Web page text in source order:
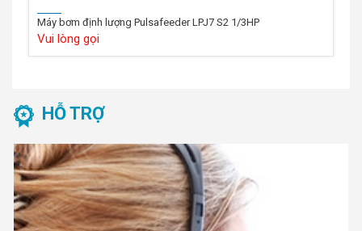
Máy bơm định lượng Pulsafeeder LPJ7 S2 1/3HP
Vui lòng gọi
HỖ TRỢ